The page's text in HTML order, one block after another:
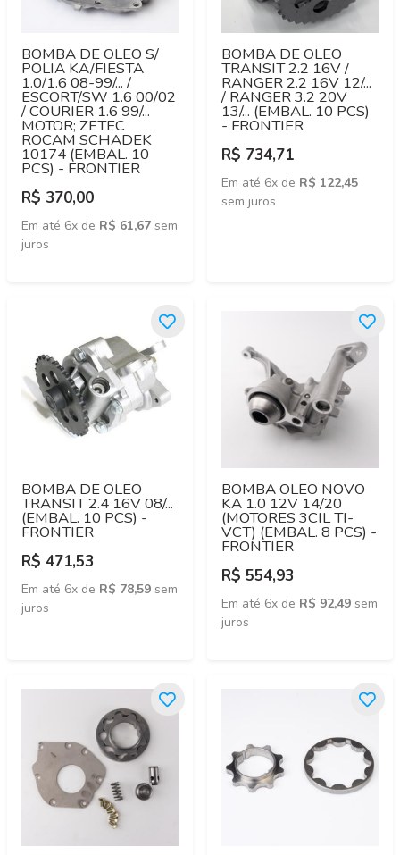
BOMBA DE OLEO S/
POLIA KA/FIESTA
1.0/1.6 08-99/... /
ESCORT/SW 1.6 00/02
/ COURIER 1.6 99/...
MOTOR; ZETEC
ROCAM SCHADEK
10174 (EMBAL. 10
PCS) - FRONTIER
R$ 370,00
Em até 6x de R$ 61,67 sem
juros
BOMBA DE OLEO
TRANSIT 2.2 16V /
RANGER 2.2 16V 12/...
/ RANGER 3.2 20V
13/... (EMBAL. 10 PCS)
- FRONTIER
R$ 734,71
Em até 6x de R$ 122,45
sem juros
BOMBA DE OLEO
TRANSIT 2.4 16V 08/...
(EMBAL. 10 PCS) -
FRONTIER
R$ 471,53
Em até 6x de R$ 78,59 sem
juros
BOMBA OLEO NOVO
KA 1.0 12V 14/20
(MOTORES 3CIL TI-
VCT) (EMBAL. 8 PCS) -
FRONTIER
R$ 554,93
Em até 6x de R$ 92,49 sem
juros